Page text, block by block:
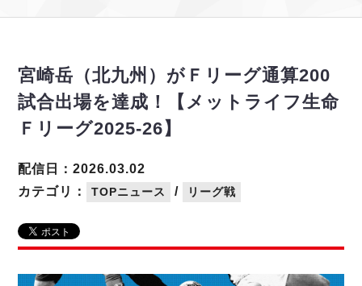
U-23選抜
メディア情報
フットサル日本代表
その他
戦績表
警告・退場・出場停止選手
個人ランキング｜ゴール
個人ランキング｜シュート
個人ランキング｜シュート成功率
個人ランキング｜第2PK
メットライフ生命Ｆ２リーグ
エスポラーダ北海道
バルドラール浦安
フウガドールすみだ
立川アスレティックFC
ペスカドーラ町田
ボアルース長野
シュライカー大阪
アリーナ情報 ARENA
リーグ概要 ABOUT US
リーグ概要
過去の記録
過去の試合記録
宮崎岳（北九州）がＦリーグ通算200
試合出場を達成！【メットライフ生命
Ｆリーグ2025-26】
カテゴリ： TOPニュース / リーグ戦
配信日：2026.03.02